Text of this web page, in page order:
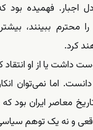
اجبار. فهمیده بود
محترم ببینند،
کرد.
داشت یا از او انتقاد
اما نمی‌توان
معاصر ایران بود که
و نه یک توهم